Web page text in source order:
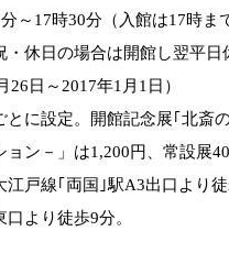
～17時30分（入館は17時ま
・休日の場合は開館し翌平日
26日～2017年1月1日）
とに設定。開館記念展｢北斎
ン－」は1,200円、常設展
江戸線｢両国｣駅A3出口より
より徒歩9分。